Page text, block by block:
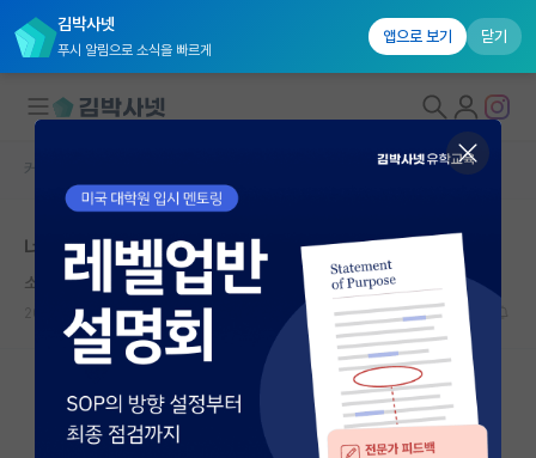
김박사넷
푸시 알림으로 소식을 빠르게
앱으로 보기 닫기
대학원생 모집
국내대학원 정보
연구실&오픈랩
커뮤니티
커뮤니티 홈
전체글보기
커뮤니티 홈
너무 허접하고 기초적인 질문이라 물어보기 힘든 질문
소심한 헤르만 헤세
2026.05.07 5 1490